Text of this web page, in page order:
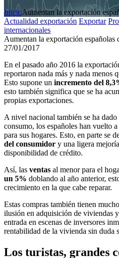
InicioAumentan la exportación
Actualidad exportación Exportar
internacionales
Aumentan la exportación españolas
27/01/2017
En el pasado año 2016 la
reportaron nada más y nada menos
Esto supone un incremento del
esto también significa que se ha
propias exportaciones.
A nivel nacional también se ha
consumo, los españoles han vuelto
para sus hogares. Esto, en parte se
del consumidor y una ligera
disponibilidad de crédito.
Así, las ventas al menor para el
un 5% doblando al año anterior,
crecimiento en la que cabe reparar.
Estas compras también tienen
ilusión en adquisición de viviendas
entrada en escenas de inversores
rentabilidad de la vivienda sin duda
Los turistas, grandes